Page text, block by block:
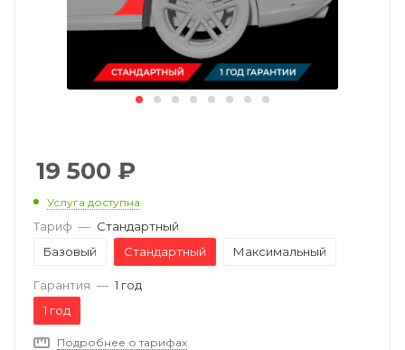
19 500 ₽
Услуга доступна
Тариф — Стандартный
Базовый
Стандартный Максимальный
Гарантия — 1 год
1 год
Подробнее о тарифах